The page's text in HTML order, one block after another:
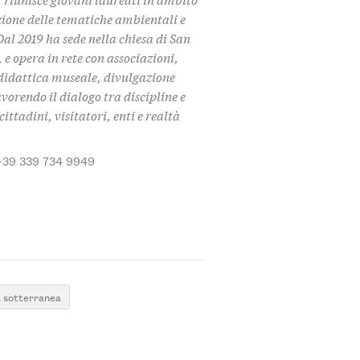
delle tematiche ambientali e
2019 ha sede nella chiesa di San
opera in rete con associazioni,
museale, divulgazione
il dialogo tra discipline e
cittadini, visitatori, enti e realtà
339 734 9949
sotterranea